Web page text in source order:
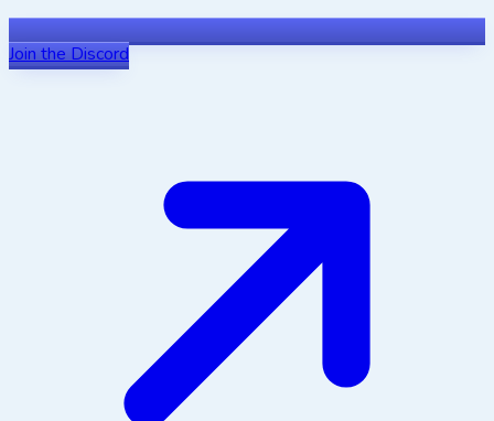
Join the Discord